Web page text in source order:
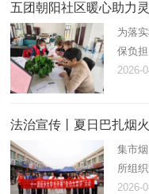
五团朝阳社区暖心助力
为落
保负
度灵
2026-
法治宣传丨夏日巴扎烟
集市
所组
小摊
2026-